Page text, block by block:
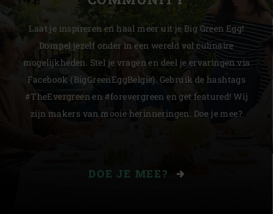
Laat je inspireren en haal meer uit je Big Green Egg!
Dompel jezelf onder in een wereld vol culinaire
mogelijkheden. Stel je vragen en deel je ervaringen via
Facebook (BigGreenEggBelgie). Gebruik de hashtags
#TheEvergreen en #forevergreen en get featured! Wij
zijn makers van mooie herinneringen. Doe je mee?
DOE JE MEE?